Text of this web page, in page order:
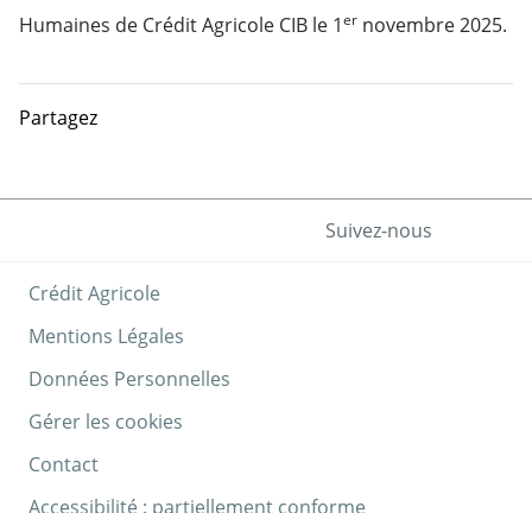
Humaines de Crédit Agricole CIB le 1er novembre 2025.
Partagez
Crédit Agricole
Mentions Légales
Données Personnelles
Gérer les cookies
Contact
Accessibilité : partiellement conforme
Suivez-nous